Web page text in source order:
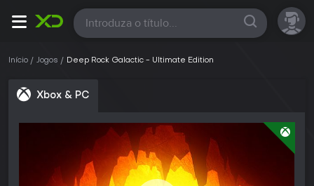
Todas
Início Jogos Deep Rock Galactic - Ultimate Edition
Xbox & PC